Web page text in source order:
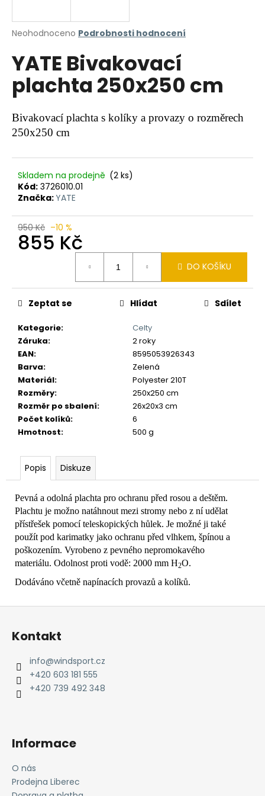
Průměrné
produktu
je
5
hvězdiček.
Neohodnoceno Podrobnosti hodnocení
YATE Bivakovací
plachta 250x250 cm
Bivakovací plachta s kolíky a provazy o rozměrech
250x250 cm
Skladem na prodejně (2 ks)
Kód: 3726010.01
Značka:YATE
950 Kč –10 %
855 Kč
DO KOŠÍKU
Kategorie:
Celty
Záruka:
2 roky
EAN:
8595053926343
Barva:
Zelená
Materiál:
Polyester 210T
Rozměry:
250x250 cm
Rozměr po sbalení:
26x20x3 cm
Počet kolíků:
6
Hmotnost: 500 g
Zeptat se Hlídat Sdílet
Popis Diskuze
Pevná a odolná plachta pro ochranu před rosou a deštěm.
Plachtu je možno natáhnout mezi stromy nebo z ní udělat
přístřešek pomocí teleskopických hůlek. Je možné ji také
použít pod karimatky jako ochranu před vlhkem, špínou a
poškozením. Vyrobeno z pevného nepromokavého
materiálu. Odolnost proti vodě: 2000 mm H2O.
Dodáváno včetně napínacích provazů a kolíků.
j
t
?
D
o
p
o
j
e
e
Z
Kontakt
info@windsport.cz
+420 603 181 555
+420 739 492 348
Informace
O nás
Prodejna Liberec